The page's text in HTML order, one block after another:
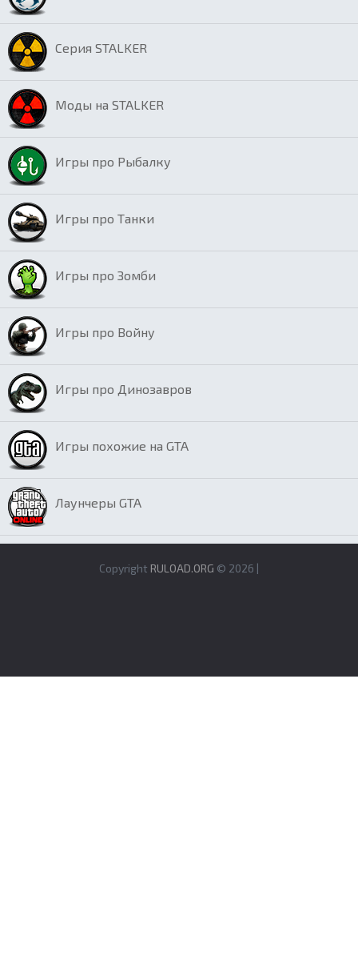
Серия STALKER
Моды на STALKER
Игры про Рыбалку
Игры про Танки
Игры про Зомби
Игры про Войну
Игры про Динозавров
Игры похожие на GTA
Лаунчеры GTA
Copyright RULOAD.ORG © 2026 |